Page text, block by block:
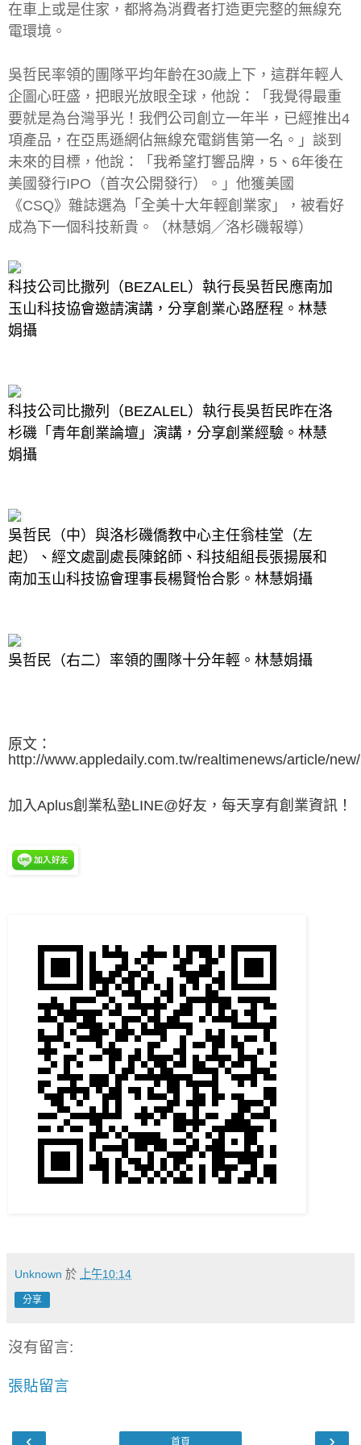
在車上或是住家，都將為消費者打造更完整的無線充
電環境。
吳哲民率領的團隊平均年齡在30歲上下，這群年輕人
企圖心旺盛，把眼光放眼全球，他說：「我覺得最重
要就是為台灣爭光！我們公司創立一年半，已經推出4
項產品，在亞馬遜網佔無線充電銷售第一名。」談到
未來的目標，他說：「我希望打響品牌，5、6年後在
美國發行IPO（首次公開發行）。」他獲美國
《CSQ》雜誌選為「全美十大年輕創業家」，被看好
成為下一個科技新貴。（林慧娟╱洛杉磯報導）
科技公司比撒列（BEZALEL）執行長吳哲民應南加
玉山科技協會邀請演講，分享創業心路歷程。林慧
娟攝
科技公司比撒列（BEZALEL）執行長吳哲民昨在洛
杉磯「青年創業論壇」演講，分享創業經驗。林慧
娟攝
吳哲民（中）與洛杉磯僑教中心主任翁桂堂（左
起）、經文處副處長陳銘師、科技組組長張揚展和
南加玉山科技協會理事長楊賢怡合影。林慧娟攝
吳哲民（右二）率領的團隊十分年輕。林慧娟攝
原文：
http://www.appledaily.com.tw/realtimenews/article/
加入Aplus創業私塾LINE@好友，每天享有創業資訊！
Unknown 於 上午10:14
分享
沒有留言:
張貼留言
‹ ›
首頁